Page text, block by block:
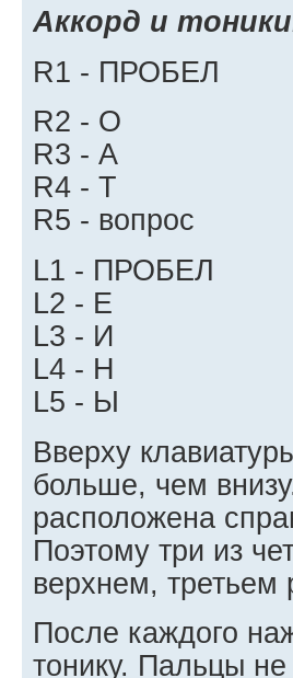
Аккорд и
R1 - ПРОБЕЛ
R2 - О
R3 - А
R4 - Т
R5 - вопрос
L1 - ПРОБЕЛ
L2 - Е
L3 - И
L4 - Н
L5 - Ы
Вверху
больше, чем
расположена
Поэтому три из
верхнем, третьем
После каждого
тонику. Пальцы